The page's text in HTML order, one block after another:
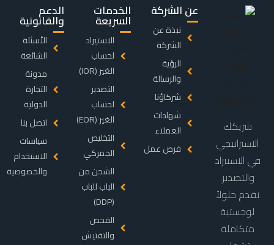
شريكك
الاستراتيجي
في الاستيراد
والتصدير.
نقدم حلولاً
لوجستية
متكاملة
عن الشركة
نبذة عن
الشركة
الرؤية
والرسالة
شركاؤنا
شهادات
العملاء
فرص عمل
الخدمات
السريعة
الاستيراد
لحساب
الغير (IOR)
التصدير
لحساب
الغير (EOR)
التخليص
الجمركي
الشحن من
الباب للباب
(DDP)
الفحص
والتفتيش
الدعم
والقانونية
الأسئلة
الشائعة
مدونة
التجارة
الدولية
اتصل بنا
سياسات
الاستخدام
والخصوصية